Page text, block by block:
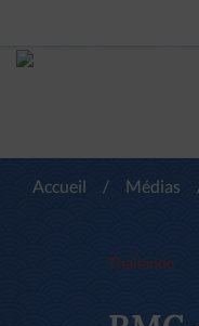
Accueil / Médias
Thaïlande